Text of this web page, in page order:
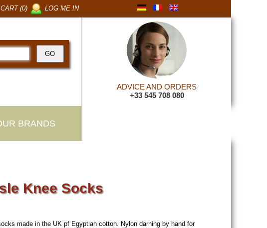
LOG ME IN
(0)
ADVICE AND ORDERS
+33 545 708 080
BRANDS
Knee Socks
made in the UK pf Egyptian cotton. Nylon darning by hand for